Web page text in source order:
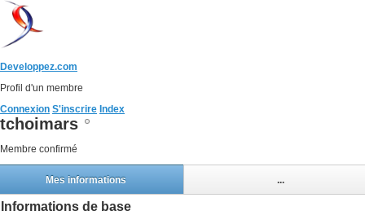
Developpez.com
Profil d'un membre
Connexion S'inscrire Index
tchoimars
Membre confirmé
Mes informations ...
Informations de base